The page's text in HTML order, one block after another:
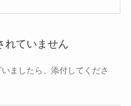
れていません
ましたら、添付してくださ